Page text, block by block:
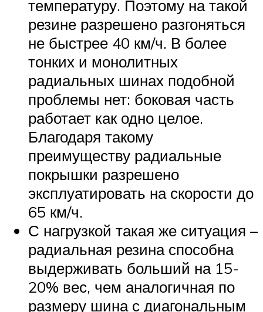
температуру. Поэтому на такой
резине разрешено разгоняться
не быстрее 40 км/ч. В более
тонких и монолитных
радиальных шинах подобной
проблемы нет: боковая часть
работает как одно целое.
Благодаря такому
преимуществу радиальные
покрышки разрешено
эксплуатировать на скорости до
65 км/ч.
С нагрузкой такая же ситуация –
радиальная резина способна
выдерживать больший на 15-
20% вес, чем аналогичная по
размеру шина с диагональным